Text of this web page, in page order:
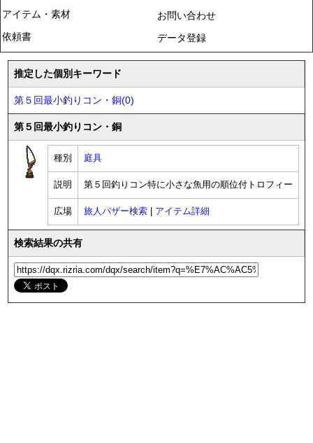
アイテム・素材
依頼書
お問い合わせ
データ登録
推定した個別キーワード
第５回最小釣りコン・銅(0)
第５回最小釣りコン・銅
種別 庭具
説明 第５回釣りコン特に小さな魚用の順位付トロフィー
広場 旅人バザー検索 アイテム詳細
検索結果の共有